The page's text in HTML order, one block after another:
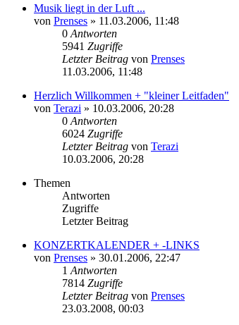
Musik liegt in der Luft ...
von Prenses » 11.03.2006, 11:48
0 Antworten
5941 Zugriffe
Letzter Beitrag von Prenses
11.03.2006, 11:48
Herzlich Willkommen + "kleiner Leitfaden"
von Terazi » 10.03.2006, 20:28
0 Antworten
6024 Zugriffe
Letzter Beitrag von Terazi
10.03.2006, 20:28
Themen
Antworten
Zugriffe
Letzter Beitrag
KONZERTKALENDER + -LINKS
von Prenses » 30.01.2006, 22:47
1 Antworten
7814 Zugriffe
Letzter Beitrag von Prenses
23.03.2008, 00:03